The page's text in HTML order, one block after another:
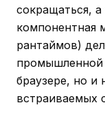
сокращаться,
компонентная
рантаймов)
промышленной
браузере, но и
встраиваемых